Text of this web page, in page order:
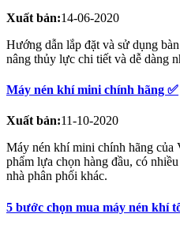
Xuất bản:14-06-2020
Hướng dẫn lắp đặt và sử dụng
nâng thủy lực chi tiết và dễ dàng
Máy nén khí mini chính hãng ✅
Xuất bản:11-10-2020
Máy nén khí mini chính hãng của
phẩm lựa chọn hàng đầu, có
nhà phân phối khác.
5 bước chọn mua máy nén khí